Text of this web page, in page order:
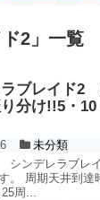
2 」 一覧
ブレイド2
分け!!5・
未分類
シンデレラブレ
。 周期天井到達
周...